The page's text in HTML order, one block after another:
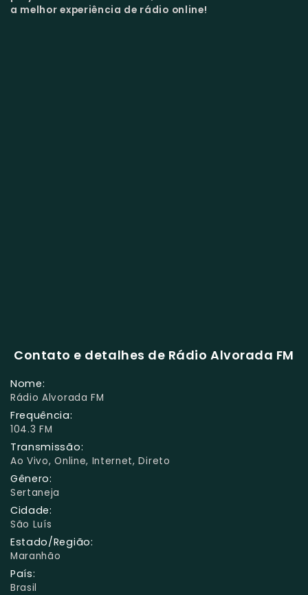
a melhor experiência de rádio online!
Contato e detalhes de Rádio Alvorada FM
Nome:
Rádio Alvorada FM
Frequência:
104.3 FM
Transmissão:
Ao Vivo, Online, Internet, Direto
Gênero:
Sertaneja
Cidade:
São Luís
Estado/Região:
Maranhão
País:
Brasil